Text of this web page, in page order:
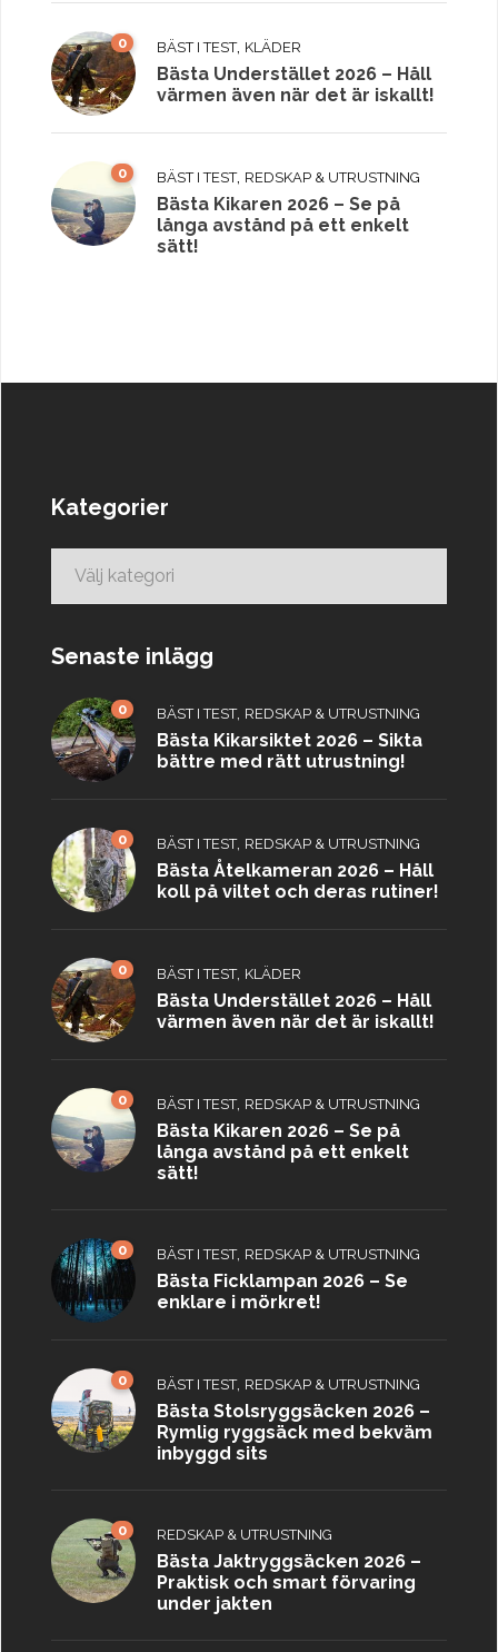
0 BÄST I TEST, KLÄDER
Bästa Understället 2026 – Håll
värmen även när det är iskallt!
0 BÄST I TEST, REDSKAP & UTRUSTNING
Bästa Kikaren 2026 – Se på
långa avstånd på ett enkelt
sätt!
Kategorier
Senaste inlägg
0 BÄST I TEST, REDSKAP & UTRUSTNING
Bästa Kikarsiktet 2026 – Sikta
bättre med rätt utrustning!
0 BÄST I TEST, REDSKAP & UTRUSTNING
Bästa Åtelkameran 2026 – Håll
koll på viltet och deras rutiner!
0 BÄST I TEST, KLÄDER
Bästa Understället 2026 – Håll
värmen även när det är iskallt!
0 BÄST I TEST, REDSKAP & UTRUSTNING
Bästa Kikaren 2026 – Se på
långa avstånd på ett enkelt
sätt!
0 BÄST I TEST, REDSKAP & UTRUSTNING
Bästa Ficklampan 2026 – Se
enklare i mörkret!
0 BÄST I TEST, REDSKAP & UTRUSTNING
Bästa Stolsryggsäcken 2026 –
Rymlig ryggsäck med bekväm
inbyggd sits
0 REDSKAP & UTRUSTNING
Bästa Jaktryggsäcken 2026 –
Praktisk och smart förvaring
under jakten